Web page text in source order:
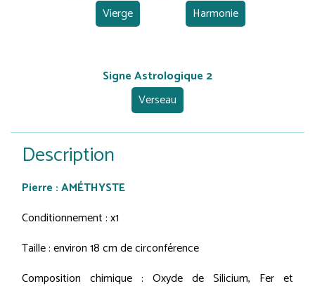
Vierge
Harmonie
Signe Astrologique 2
Verseau
Description
Pierre : AMÉTHYSTE
Conditionnement : x1
Taille : environ 18 cm de circonférence
Composition chimique : Oxyde de Silicium, Fer et